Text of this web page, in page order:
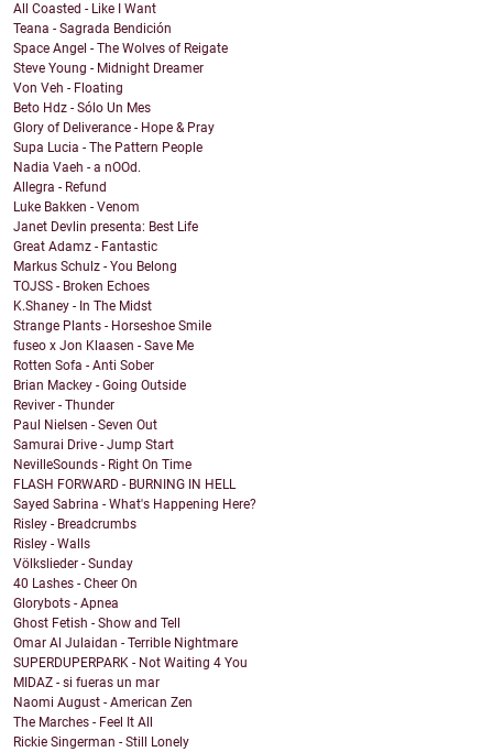
All Coasted - Like I Want
Teana - Sagrada Bendición
Space Angel - The Wolves of Reigate
Steve Young - Midnight Dreamer
Von Veh - Floating
Beto Hdz - Sólo Un Mes
Glory of Deliverance - Hope & Pray
Supa Lucia - The Pattern People
Nadia Vaeh - a nOOd.
Allegra - Refund
Luke Bakken - Venom
Janet Devlin presenta: Best Life
Great Adamz - Fantastic
Markus Schulz - You Belong
TOJSS - Broken Echoes
K.Shaney - In The Midst
Strange Plants - Horseshoe Smile
fuseo x Jon Klaasen - Save Me
Rotten Sofa - Anti Sober
Brian Mackey - Going Outside
Reviver - Thunder
Paul Nielsen - Seven Out
Samurai Drive - Jump Start
NevilleSounds - Right On Time
FLASH FORWARD - BURNING IN HELL
Sayed Sabrina - What's Happening Here?
Risley - Breadcrumbs
Risley - Walls
Völkslieder - Sunday
40 Lashes - Cheer On
Glorybots - Apnea
Ghost Fetish - Show and Tell
Omar Al Julaidan - Terrible Nightmare
SUPERDUPERPARK - Not Waiting 4 You
MIDAZ - si fueras un mar
Naomi August - American Zen
The Marches - Feel It All
Rickie Singerman - Still Lonely